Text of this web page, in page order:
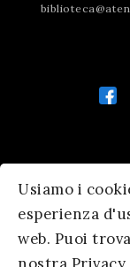
Usiamo i
esperienza
web. Puoi